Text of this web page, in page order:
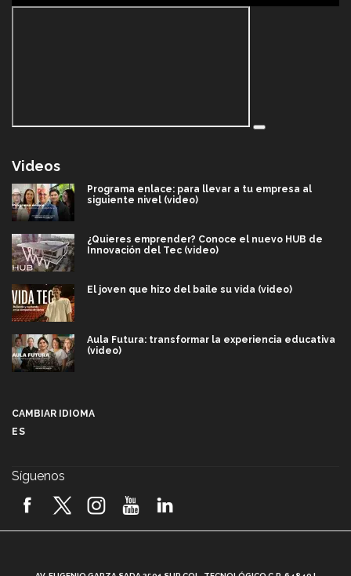
Videos
Programa enlace: para llevar a tu empresa al
siguiente nivel (video)
¿Quieres emprender? Conoce el nuevo HUB de
Innovación del Tec (video)
El joven que hizo del baile su vida (video)
Aula Futura: transformar la experiencia educativa
(video)
2026! (video)
CAMBIAR IDIOMA
ES
Síguenos